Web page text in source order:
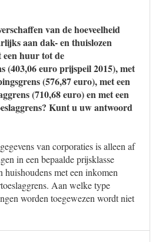
van de hoeveelheid
aan dak- en thuislozen
een huur tot de
(403,06 euro prijspeil 2015), met
(576,87 euro), met een
(710,68 euro) en met een
Kunt u uw antwoord
van corporaties is alleen af
in een bepaalde prijsklasse
huishoudens met een inkomen
Aan welke type
worden toegewezen wordt niet